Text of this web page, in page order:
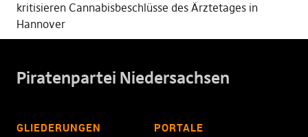
kritisieren Cannabisbeschlüsse des Ärztetages in
Hannover
Piratenpartei Niedersachsen
GLIEDERUNGEN PORTALE